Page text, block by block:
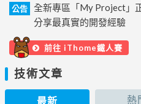
公告
全新專區「My Project」
分享最真實的開發經驗
前往 iThome鐵人賽
技術文章
最新 熱